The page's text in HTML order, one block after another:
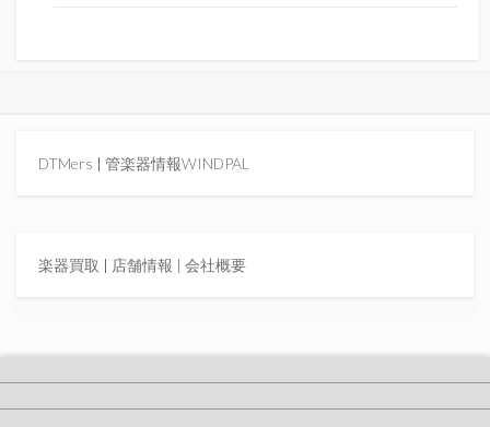
DTMers | 管楽器情報WINDPAL
楽器買取 | 店舗情報 | 会社概要